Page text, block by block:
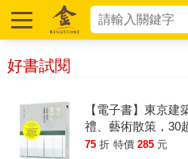
好書試閱
【電子書】東京建
禮、藝術散策，30
計旅行
75 折 特價 285 元